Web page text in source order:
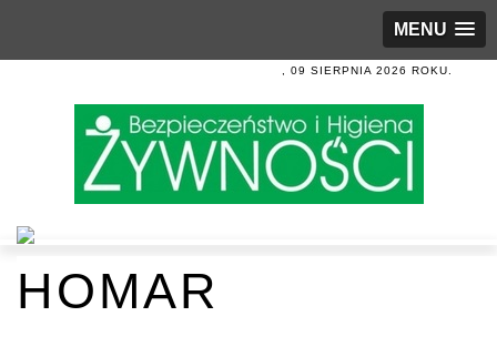
MENU
, 09 SIERPNIA 2026 ROKU.
HOMAR